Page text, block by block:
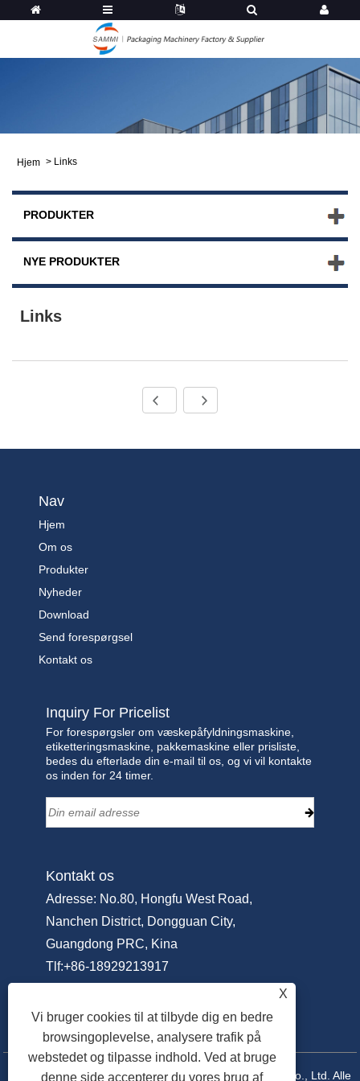
Hjem > Links
PRODUKTER
NYE PRODUKTER
Links
Nav
Hjem
Om os
Produkter
Nyheder
Download
Send forespørgsel
Kontakt os
Inquiry For Pricelist
For forespørgsler om væskepåfyldningsmaskine,
etiketteringsmaskine, pakkemaskine eller prisliste,
bedes du efterlade din e-mail til os, og vi vil kontakte
os inden for 24 timer.
Kontakt os
Adresse: No.80, Hongfu West Road,
Nanchen District, Dongguan City,
Guangdong PRC, Kina
Tlf:+86-18929213917
E-mail:Info@sammipack.com
Copyright © 2025 Dongguan Sammi Packing Machine Co., Ltd. Alle
X
Vi bruger cookies til at tilbyde dig en bedre
browsingoplevelse, analysere trafik på
webstedet og tilpasse indhold. Ved at bruge
denne side accepterer du vores brug af